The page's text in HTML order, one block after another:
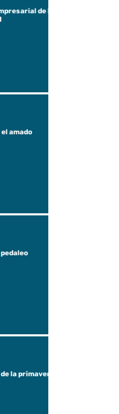
de la
amado
la primavera